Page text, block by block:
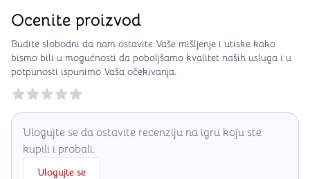
Ocenite proizvod
Budite slobodni da nam ostavite Vaše mišljenje i utiske kako
bismo bili u mogućnosti da poboljšamo kvalitet naših usluga i u
potpunosti ispunimo Vaša očekivanja.
Reviews
Ulogujte se da ostavite recenziju na igru koju ste
kupili i probali.
Ulogujte se